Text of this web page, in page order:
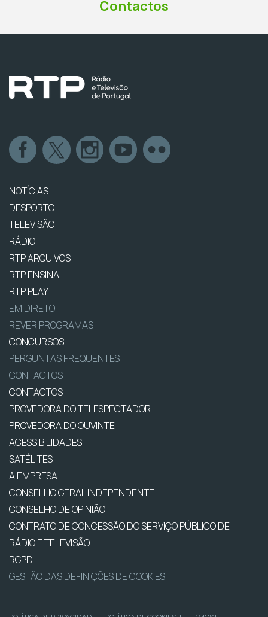
Contactos
NOTÍCIAS
DESPORTO
TELEVISÃO
RÁDIO
RTP ARQUIVOS
RTP ENSINA
RTP PLAY
EM DIRETO
REVER PROGRAMAS
CONCURSOS
PERGUNTAS FREQUENTES
CONTACTOS
CONTACTOS
PROVEDORA DO TELESPECTADOR
PROVEDORA DO OUVINTE
ACESSIBILIDADES
SATÉLITES
A EMPRESA
CONSELHO GERAL INDEPENDENTE
CONSELHO DE OPINIÃO
CONTRATO DE CONCESSÃO DO SERVIÇO PÚBLICO DE
RÁDIO E TELEVISÃO
RGPD
GESTÃO DAS DEFINIÇÕES DE COOKIES